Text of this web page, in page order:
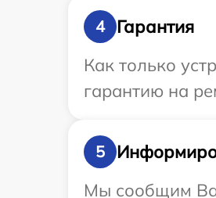
4
Гарантия
Как только
гарантию на
5
Мы сообщим